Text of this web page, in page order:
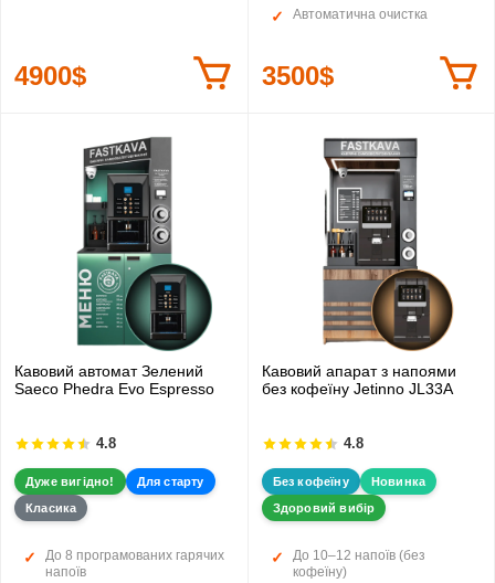
4900$
Автоматична очистка
3500$
Кавовий автомат Зелений
Saeco Phedra Evo Espresso
4.8
Дуже вигідно!
Для старту
Класика
До 8 програмованих гарячих
напоїв
Кавовий апарат з напоями
без кофеїну Jetinno JL33А
4.8
Без кофеїну
Новинка
Здоровий вибір
До 10–12 напоїв (без
кофеїну)